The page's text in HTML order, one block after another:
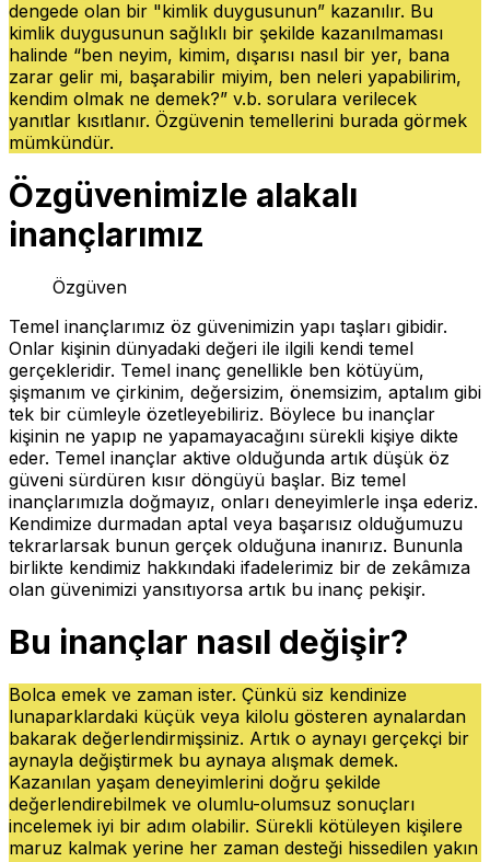
dengede olan bir "kimlik duygusunun” kazanılır. Bu
kimlik duygusunun sağlıklı bir şekilde kazanılmaması
halinde “ben neyim, kimim, dışarısı nasıl bir yer, bana
zarar gelir mi, başarabilir miyim, ben neleri yapabilirim,
kendim olmak ne demek?” v.b. sorulara verilecek
yanıtlar kısıtlanır. Özgüvenin temellerini burada görmek
mümkündür.
Özgüvenimizle alakalı
inançlarımız
Özgüven
Temel inançlarımız öz güvenimizin yapı taşları gibidir.
Onlar kişinin dünyadaki değeri ile ilgili kendi temel
gerçekleridir. Temel inanç genellikle ben kötüyüm,
şişmanım ve çirkinim, değersizim, önemsizim, aptalım gibi
tek bir cümleyle özetleyebiliriz. Böylece bu inançlar
kişinin ne yapıp ne yapamayacağını sürekli kişiye dikte
eder. Temel inançlar aktive olduğunda artık düşük öz
güveni sürdüren kısır döngüyü başlar. Biz temel
inançlarımızla doğmayız, onları deneyimlerle inşa ederiz.
Kendimize durmadan aptal veya başarısız olduğumuzu
tekrarlarsak bunun gerçek olduğuna inanırız. Bununla
birlikte kendimiz hakkındaki ifadelerimiz bir de zekâmıza
olan güvenimizi yansıtıyorsa artık bu inanç pekişir.
Bu inançlar nasıl değişir?
Bolca emek ve zaman ister. Çünkü siz kendinize
lunaparklardaki küçük veya kilolu gösteren aynalardan
bakarak değerlendirmişsiniz. Artık o aynayı gerçekçi bir
aynayla değiştirmek bu aynaya alışmak demek.
Kazanılan yaşam deneyimlerini doğru şekilde
değerlendirebilmek ve olumlu-olumsuz sonuçları
incelemek iyi bir adım olabilir. Sürekli kötüleyen kişilere
maruz kalmak yerine her zaman desteği hissedilen yakın